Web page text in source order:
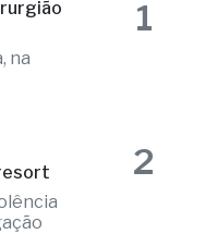
na
1
2